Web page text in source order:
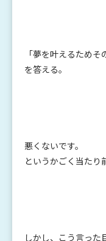
「夢を叶えるためそ
を答える。
悪くないです。
というかごく当たり
しかし、こう言った